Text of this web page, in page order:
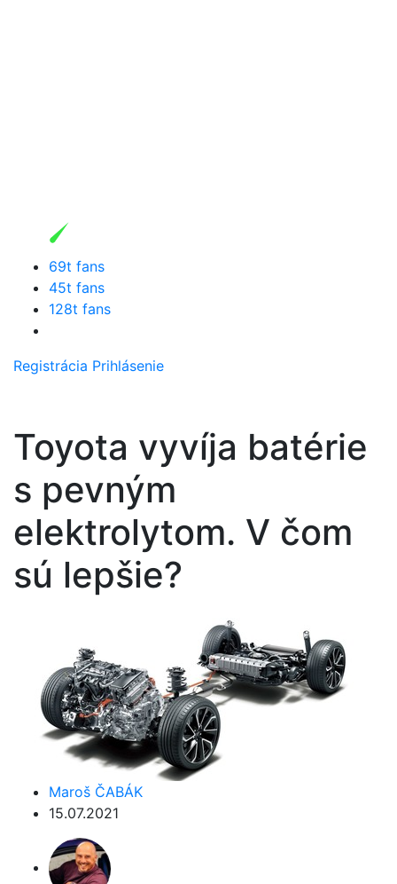
69t fans
45t fans
128t fans
Registrácia Prihlásenie
Toyota vyvíja batérie
s pevným
elektrolytom. V čom
sú lepšie?
Maroš ČABÁK
15.07.2021